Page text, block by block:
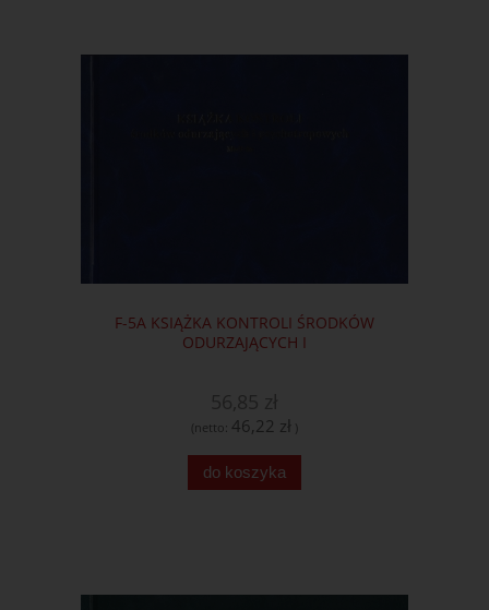
F-5A KSIĄŻKA KONTROLI ŚRODKÓW
ODURZAJĄCYCH I
(netto: 46,22 zł )
do koszyka